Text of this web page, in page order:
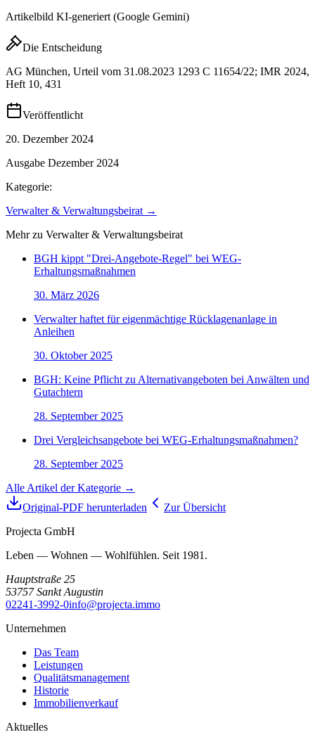
Artikelbild KI-generiert (Google Gemini)
Die Entscheidung
AG München, Urteil vom 31.08.2023 1293 C 11654/22; IMR 2024,
Heft 10, 431
Veröffentlicht
20. Dezember 2024
Ausgabe Dezember 2024
Kategorie:
Verwalter & Verwaltungsbeirat →
Mehr zu Verwalter & Verwaltungsbeirat
BGH kippt "Drei-Angebote-Regel" bei WEG-
Erhaltungsmaßnahmen
30. März 2026
Verwalter haftet für eigenmächtige Rücklagenanlage in
Anleihen
30. Oktober 2025
BGH: Keine Pflicht zu Alternativangeboten bei Anwälten und
Gutachtern
28. September 2025
Drei Vergleichsangebote bei WEG-Erhaltungsmaßnahmen?
28. September 2025
Alle Artikel der Kategorie →
Original-PDF herunterladen
Zur Übersicht
Projecta GmbH
Leben — Wohnen — Wohlfühlen. Seit 1981.
Hauptstraße 25
53757 Sankt Augustin
02241-3992-0info@projecta.immo
Unternehmen
Das Team
Leistungen
Qualitätsmanagement
Historie
Immobilienverkauf
Aktuelles